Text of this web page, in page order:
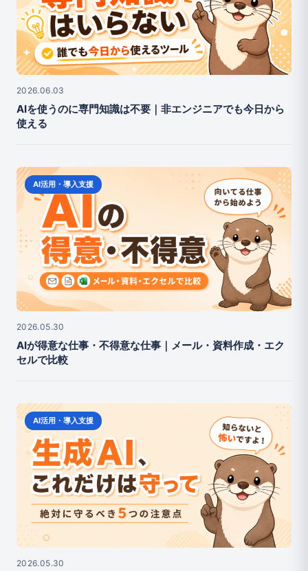
2026.06.03
AIを使うのに専門知識は不要｜非エンジニアでも今日から
使える
AI活用・導入支援
2026.05.30
AIが得意な仕事・不得意な仕事｜メール・資料作成・エク
セルで比較
AI活用・導入支援
2026.05.30